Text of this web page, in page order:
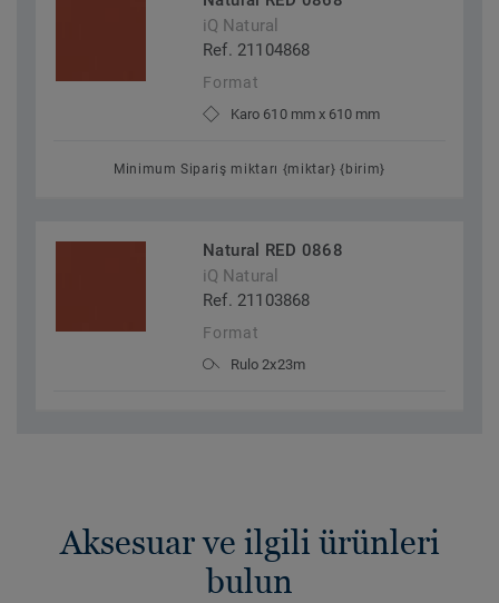
iQ Natural
Ref. 21104868
Format
Karo 610 mm x 610 mm
Minimum Sipariş miktarı {miktar} {birim}
Natural RED 0868
iQ Natural
Ref. 21103868
Format
Rulo 2x23m
Aksesuar ve ilgili ürünleri
bulun